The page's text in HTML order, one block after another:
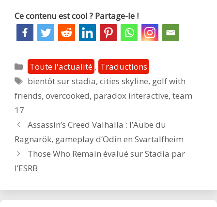
Ce contenu est cool ? Partage-le !
Catégories
Toute l'actualité , Traductions
Étiquettes
bientôt sur stadia,cities skyline, golf with
friends, overcooked, paradox interactive, team
17
Post
navigation
Assassin’s Creed Valhalla : l’Aube du
Ragnarök, gameplay d’Odin en Svartalfheim
Those Who Remain évalué sur Stadia par
l’ESRB